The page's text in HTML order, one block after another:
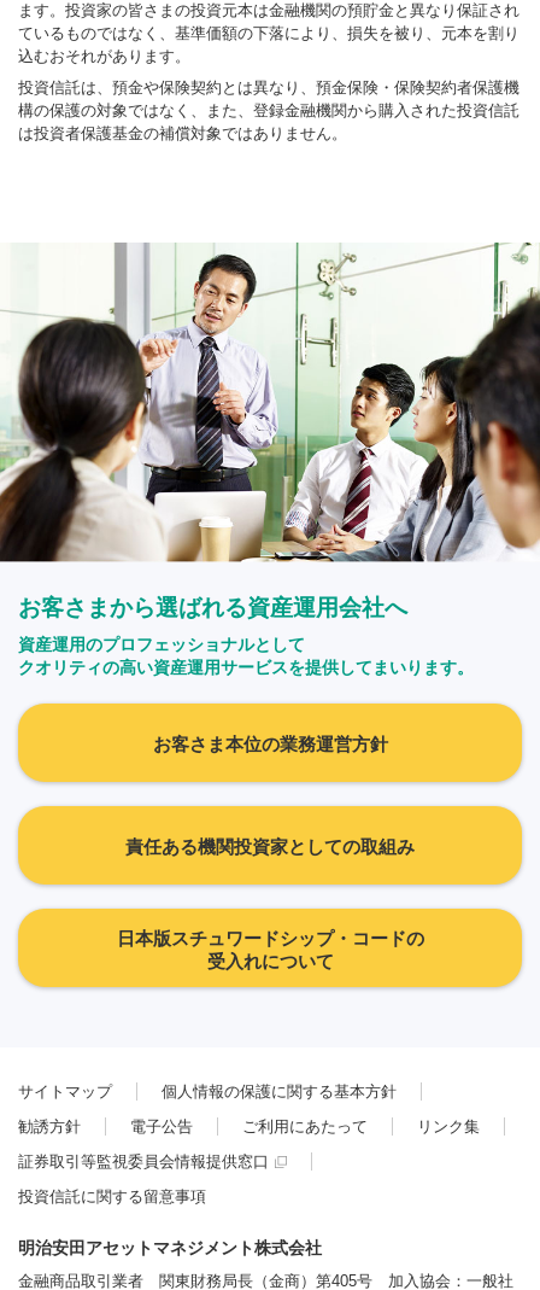
ます。投資家の皆さまの投資元本は金融機関の預貯金と異なり保証され
ているものではなく、基準価額の下落により、損失を被り、元本を割り
込むおそれがあります。
投資信託は、預金や保険契約とは異なり、預金保険・保険契約者保護機
構の保護の対象ではなく、また、登録金融機関から購入された投資信託
は投資者保護基金の補償対象ではありません。
お客さまから選ばれる資産運用会社へ
資産運用のプロフェッショナルとして
クオリティの高い資産運用サービスを提供してまいります。
お客さま本位の業務運営方針
責任ある機関投資家としての取組み
日本版スチュワードシップ・コードの
受入れについて
サイトマップ
個人情報の保護に関する基本方針
勧誘方針
電子公告 ご利用にあたって
リンク集
証券取引等監視委員会情報提供窓口
投資信託に関する留意事項
明治安田アセットマネジメント株式会社
金融商品取引業者 関東財務局長（金商）第405号 加入協会：一般社